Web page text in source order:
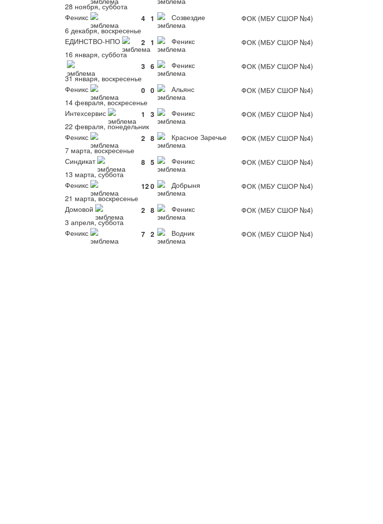
28 ноября, суббота
Феникс
4 1 Созвездие
ФОК (МБУ СШОР №4)
6 декабря, воскресенье
ЕДИНСТВО-НПО
2 1 Феникс
ФОК (МБУ СШОР №4)
16 января, суббота
3 6 Феникс
ФОК (МБУ СШОР №4)
31 января, воскресенье
Феникс
0 0 Альянс
ФОК (МБУ СШОР №4)
14 февраля, воскресенье
Интехсервис
1 3 Феникс
ФОК (МБУ СШОР №4)
22 февраля, понедельник
Феникс
2 8 Красное Заречье
ФОК (МБУ СШОР №4)
7 марта, воскресенье
Синдикат
8 5 Феникс
ФОК (МБУ СШОР №4)
13 марта, суббота
Феникс
120 Добрыня
ФОК (МБУ СШОР №4)
21 марта, воскресенье
Домовой
2 8 Феникс
ФОК (МБУ СШОР №4)
3 апреля, суббота
Феникс
7 2 Водник ФОК (МБУ СШОР №4)